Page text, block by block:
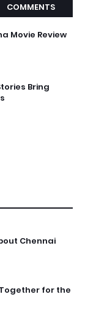
COMMENTS
Movie Review
Bring
Chennai
Together for the